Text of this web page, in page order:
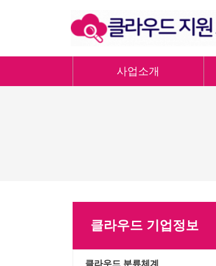
사업소개
클라우드 기업정보
클라우드 분류체계